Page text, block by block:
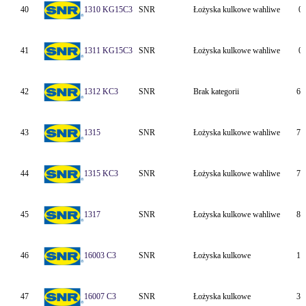
40 1310 KG15C3 SNR Łożyska kulkowe wahliwe 0
41 1311 KG15C3 SNR Łożyska kulkowe wahliwe 0
42 1312 KC3 SNR Brak kategorii 60
43 1315 SNR Łożyska kulkowe wahliwe 75
44 1315 KC3 SNR Łożyska kulkowe wahliwe 75
45 1317 SNR Łożyska kulkowe wahliwe 85
46 16003 C3 SNR Łożyska kulkowe
47 16007 C3 SNR Łożyska kulkowe 35